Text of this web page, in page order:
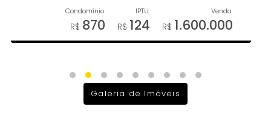
870 124 1.600.000
Galeria de Imóveis